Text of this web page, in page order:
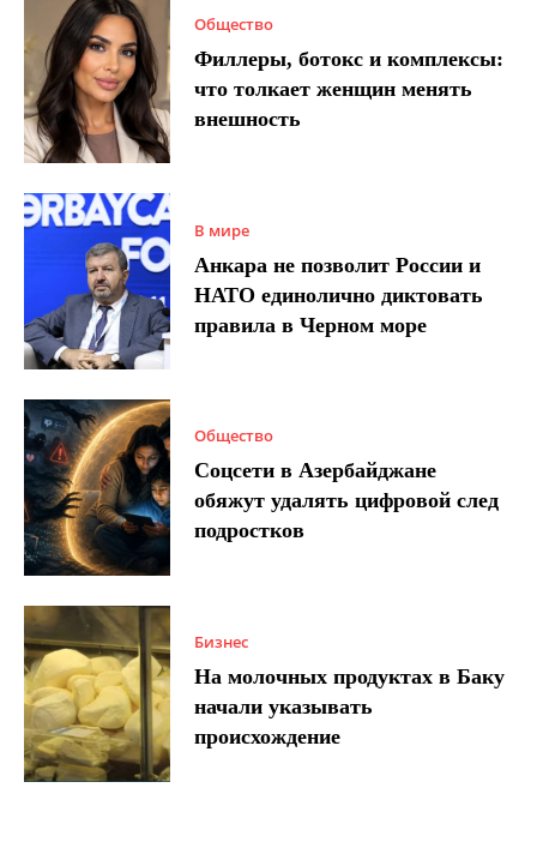
Общество
Филлеры, ботокс и комплексы:
что толкает женщин менять
внешность
В мире
Анкара не позволит России и
НАТО единолично диктовать
правила в Черном море
Общество
Соцсети в Азербайджане
обяжут удалять цифровой след
подростков
Бизнес
На молочных продуктах в Баку
начали указывать
происхождение